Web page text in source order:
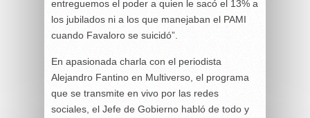
entreguemos el poder a quien le sacó el 13% a
los jubilados ni a los que manejaban el PAMI
cuando Favaloro se suicidó”.
En apasionada charla con el periodista
Alejandro Fantino en Multiverso, el programa
que se transmite en vivo por las redes
sociales, el Jefe de Gobierno habló de todo y